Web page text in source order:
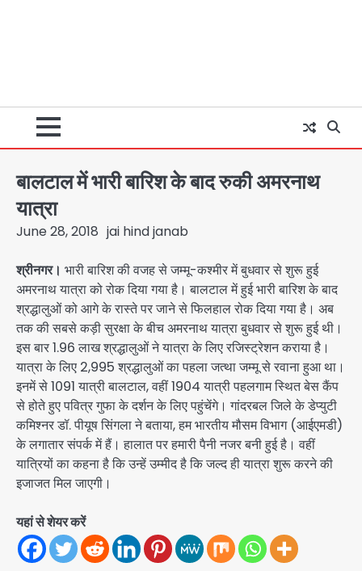
बालटाल में भारी बारिश के बाद रुकी अमरनाथ
यात्रा
June 28, 2018 jai hind janab
श्रीनगर। भारी बारिश की वजह से जम्मू-कश्मीर में बुधवार से शुरू हुई
अमरनाथ यात्रा को रोक दिया गया है। बालटाल में हुई भारी बारिश के बाद
श्रद्धालुओं को आगे के रास्ते पर जाने से फिलहाल रोक दिया गया है। अब
तक की सबसे कड़ी सुरक्षा के बीच अमरनाथ यात्रा बुधवार से शुरू हुई थी।
इस बार 1.96 लाख श्रद्धालुओं ने यात्रा के लिए रजिस्ट्रेशन कराया है।
यात्रा के लिए 2,995 श्रद्धालुओं का पहला जत्था जम्मू से रवाना हुआ था।
इनमें से 1091 यात्री बालटाल, वहीं 1904 यात्री पहलगाम स्थित बेस कैंप
से होते हुए पवित्र गुफा के दर्शन के लिए पहुंचेंगे। गांदरबल जिले के डेप्युटी
कमिश्नर डॉ. पीयूष सिंगला ने बताया, हम भारतीय मौसम विभाग (आईएमडी)
के लगातार संपर्क में हैं। हालात पर हमारी पैनी नजर बनी हुई है। वहीं
यात्रियों का कहना है कि उन्हें उम्मीद है कि जल्द ही यात्रा शुरू करने की
इजाजत मिल जाएगी।
यहां से शेयर करें